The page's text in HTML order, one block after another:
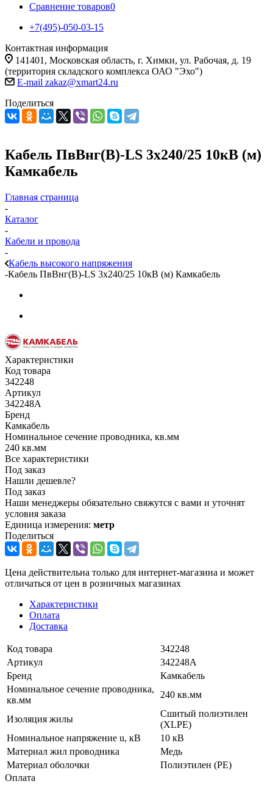
Сравнение товаров0
+7(495)-050-03-15
Контактная информация
141401, Московская область, г. Химки, ул. Рабочая, д. 19
(территория складского комплекса ОАО "Эхо")
E-mail zakaz@xmart24.ru
Поделиться
Кабель ПвВнг(В)-LS 3х240/25 10кВ (м)
Камкабель
Главная страница
-
Каталог
-
Кабели и провода
-
Кабель высокого напряжения
-Кабель ПвВнг(В)-LS 3х240/25 10кВ (м) Камкабель
Характеристики
Код товара
342248
Артикул
342248А
Бренд
Камкабель
Номинальное сечение проводника, кв.мм
240 кв.мм
Все характеристики
Под заказ
Нашли дешевле?
Под заказ
Наши менеджеры обязательно свяжутся с вами и уточнят
условия заказа
Единица измерения: метр
Поделиться
Цена действительна только для интернет-магазина и может
отличаться от цен в розничных магазинах
Характеристики
Оплата
Доставка
Код товара
342248
Артикул
342248А
Бренд
Камкабель
Номинальное сечение проводника,
кв.мм
240 кв.мм
Изоляция жилы
Сшитый полиэтилен
(XLPE)
Номинальное напряжение u, кВ
10 кВ
Материал жил проводника
Медь
Материал оболочки
Полиэтилен (PE)
Оплата